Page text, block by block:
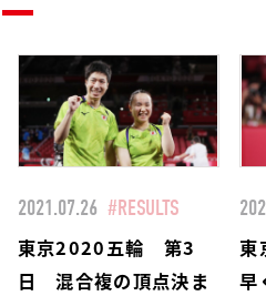
2021.07.26 #RESULTS
東京2020五輪 第3
日 混合複の頂点決ま
早